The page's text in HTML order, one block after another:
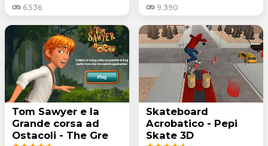
6.536 9.390
Tom Sawyer e la
Grande corsa ad
Ostacoli - The Gre
Skateboard
Acrobatico - Pepi
Skate 3D